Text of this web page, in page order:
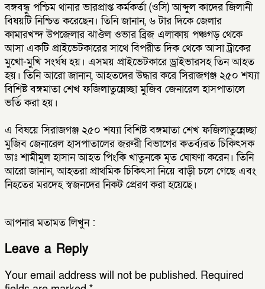
বঙ্গবন্ধু পশ্চিম থানার ভারপ্রাপ্ত কর্মকর্তা (ওসি) আব্দুল কাদের জিলানী
বিষয়টি নিশ্চিত করেছেন। তিনি জানান, ৬ টার দিকে জেলার
কামারখন্দ উপজেলার ঝাঔল ওভার ব্রিজ এলাকায় পঞ্চগড় থেকে
আসা একটি প্রাইভেটকারের সাথে বিপরীত দিক থেকে আসা ট্রাকের
মুখো-মুখি সংর্ঘষ হয়। এসময় প্রাইভেটকারে ড্রাইভারসহ তিন আহত
হয়। তিনি আরো জানান, আহতদের উদ্ধার করে সিরাজগঞ্জ ২৫০ শয্যা
বিশিষ্ট বঙ্গমাতা শেখ ফজিলাতুন্নেচ্ছা মুজিব জেনারেল হাসপাতালে
ভর্তি করা হয়।
এ বিষয়ে সিরাজগঞ্জ ২৫০ শয্যা বিশিষ্ট বঙ্গমাতা শেখ ফজিলাতুন্নেচ্ছা
মুজিব জেনারেল হাসপাতালের জরুরী বিভাগের কতর্ব্যরত চিকিৎসক
ডাঃ শামীমুল হাসান আহত পিংকি খাতুনকে মৃত ঘোষণা করেন। তিনি
আরো জানান, আহতরা প্রাথমিক চিকিৎসা নিয়ে বাড়ী চলে গেছে এবং
নিহতের মরদেহ স্বজনদের নিকট প্রেরণ করা হয়েছে।
আপনার মতামত লিখুন :
Leave a Reply
Your email address will not be published. Required